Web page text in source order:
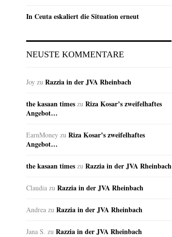
In Ceuta eskaliert die Situation erneut
NEUSTE KOMMENTARE
Joy zu Razzia in der JVA Rheinbach
the kasaan times zu Riza Kosar’s zweifelhaftes
Angebot…
EarnMoney zu Riza Kosar’s zweifelhaftes
Angebot…
the kasaan times zu Razzia in der JVA Rheinbach
Claudia zu Razzia in der JVA Rheinbach
Andrea zu Razzia in der JVA Rheinbach
Jana S. zu Razzia in der JVA Rheinbach